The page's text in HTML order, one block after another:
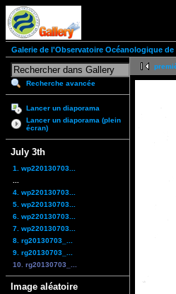
Galerie de l'Observatoire Océanologique
Recherche avancée
Lancer un diaporama
Lancer un diaporama (plein
écran)
July 3th
1. wp220130703...
4. wp220130703...
5. wp220130703...
6. wp220130703...
7. wp220130703...
8. rg20130703_...
9. rg20130703_...
10. rg20130703_...
Image aléatoire